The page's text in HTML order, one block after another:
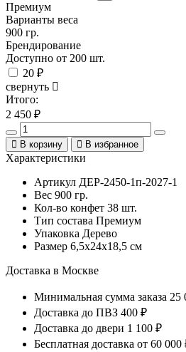
Премиум
Варианты веса
900 гр.
Брендирование
Доступно от 200 шт.
20 ₽
свернуть
Итого:
2 450 ₽
В корзину В избранное
Характеристики
Артикул ДЕР-2450-1п-2027-1
Вес 900 гр.
Кол-во конфет 38 шт.
Тип состава Премиум
Упаковка Дерево
Размер 6,5х24х18,5 см
Доставка в Москве
Минимальная сумма заказа 25
Доставка до ПВЗ 400 ₽
Доставка до двери 1 100 ₽
Бесплатная доставка от 60 000